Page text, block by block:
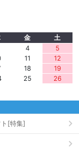
金
土
4
5
11
12
18
19
25
26
ト[特集]